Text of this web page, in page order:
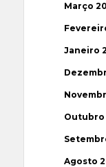
Março
Janeiro
Outubro
Agosto